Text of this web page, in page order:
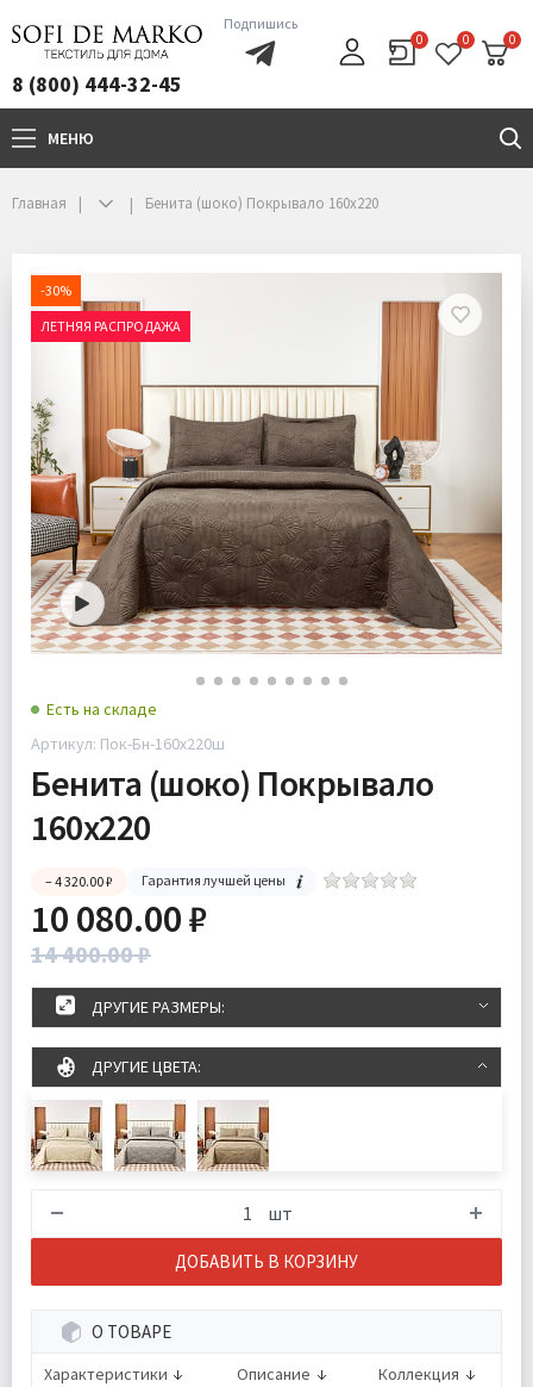
8 (800) 444-32-45
Подпишись
0 0 0
МЕНЮ
Главная Бенита (шоко) Покрывало 160х220
-30%
ЛЕТНЯЯ РАСПРОДАЖА
Есть на складе
Артикул: Пок-Бн-160х220ш
Бенита (шоко) Покрывало
160х220
– 4 320.00 ₽ Гарантия лучшей цены
10 080.00 ₽
14 400.00 ₽
ДРУГИЕ РАЗМЕРЫ:
ДРУГИЕ ЦВЕТА:
шт
ДОБАВИТЬ В КОРЗИНУ
О ТОВАРЕ
Характеристики Описание Коллекция